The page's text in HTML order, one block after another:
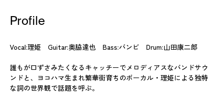
Profile
Vocal:理姫 Guitar:奥脇達也 Bass:バンビ Drum:山田康二郎
誰もが口ずさみたくなるキャッチーでメロディアスなバンドサウ
ンドと、ヨコハマ生まれ繁華街育ちのボーカル・理姫による独特
な詞の世界観で話題を呼ぶ。